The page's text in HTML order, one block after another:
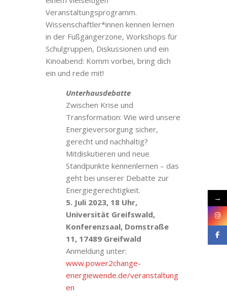
Veranstaltungsprogramm.
Wissenschaftler*innen kennen lernen
in der Fußgängerzone, Workshops für
Schulgruppen, Diskussionen und ein
Kinoabend: Komm vorbei, bring dich
ein und rede mit!
Unterhausdebatte
Zwischen Krise und
Transformation: Wie wird unsere
Energieversorgung sicher,
gerecht und nachhaltig?
Mitdiskutieren und neue
Standpunkte kennenlernen – das
geht bei unserer Debatte zur
Energiegerechtigkeit.
5. Juli 2023, 18 Uhr,
Universität Greifswald,
Konferenzsaal, Domstraße
11, 17489 Greifwald
Anmeldung unter:
www.power2change-
energiewende.de/veranstaltung
en
→